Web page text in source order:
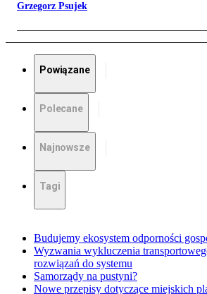
Grzegorz Psujek
Powiązane
Polecane
Najnowsze
Tagi
Budujemy ekosystem odporności
Wyzwania wykluczenia
rozwiązań do systemu
Samorządy na pustyni?
Nowe przepisy dotyczące miejskich